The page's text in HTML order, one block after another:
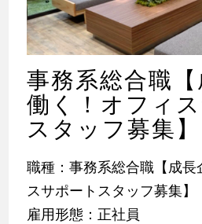
事務系総合職
働く！オフィ
スタッフ募集】
職種：事務系総合職【成長
スサポートスタッフ募集】
雇用形態：正社員